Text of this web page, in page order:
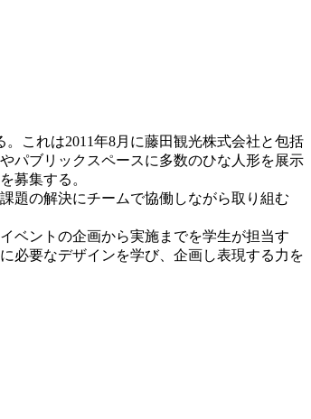
これは2011年8月に藤田観光株式会社と包括
パブリックスペースに多数のひな人形を展示
募集する。
題の解決にチームで協働しながら取り組む
ベントの企画から実施までを学生が担当す
必要なデザインを学び、企画し表現する力を